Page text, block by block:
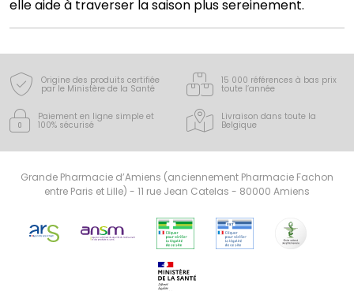
elle aide à traverser la saison plus sereinement.
Origine des produits certifiée
par le Ministère de la Santé
15 000 références à bas prix
toute l’année
Paiement en ligne simple et
100% sécurisé
Livraison dans toute la
Belgique
Grande Pharmacie d’Amiens (anciennement Pharmacie Fachon
entre Paris et Lille) - 11 rue Jean Catelas - 80000 Amiens